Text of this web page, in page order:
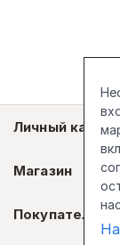
Личный
Магазин
Покупателям